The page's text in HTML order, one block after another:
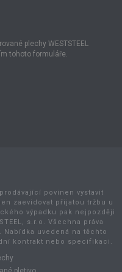
plechy WESTSTEEL
tohoto formuláře.
povinen vystavit
zaevidovat přijatou tržbu u
výpadku pak nejpozději
s.r.o. Všechna práva
Nabídka uvedená na těchto
kontrakt nebo specifikaci.